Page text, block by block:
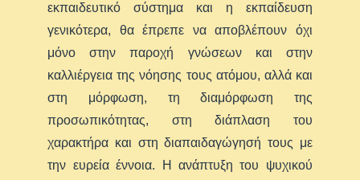
εκπαιδευτικό σύστημα και η εκπαίδευση
γενικότερα, θα έπρεπε να αποβλέπουν όχι
μόνο στην παροχή γνώσεων και στην
καλλιέργεια της νόησης τους ατόμου, αλλά και
στη μόρφωση, τη διαμόρφωση της
προσωπικότητας, στη διάπλαση του
χαρακτήρα και στη διαπαιδαγώγησή τους με
την ευρεία έννοια. Η ανάπτυξη του ψυχικού